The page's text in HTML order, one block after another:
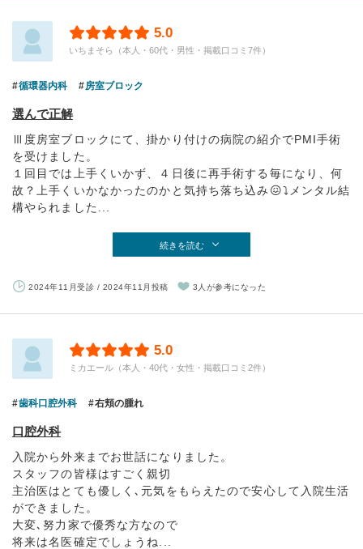
5.0
いちまそら（本人・60代・男性・掲載口コミ7件）
循環器内科 房室ブロック
選んで正解
Ⅲ度房室ブロックにて、掛かり付けの病院の紹介でPMI手術
を受けました。
１回目では上手くいかず、４日後に再手術する毎になり、何
故？上手くいかなかったのかと気持ち落ち込み😖⤵️メンタル結
構やられました...
続きを読む
2024年11月受診 / 2024年11月投稿 3人が参考になった
5.0
ミカエール（本人・40代・女性・掲載口コミ2件）
歯科口腔外科 右頬の腫れ
口腔外科
入院から外来までお世話になりました。
スタッフの皆様はすごく親切
主治医はとても優しく､元気をもらえたので安心して入院生活
ができました。
大変､努力家で優秀な方なので
将来は名医確定でしょうね...